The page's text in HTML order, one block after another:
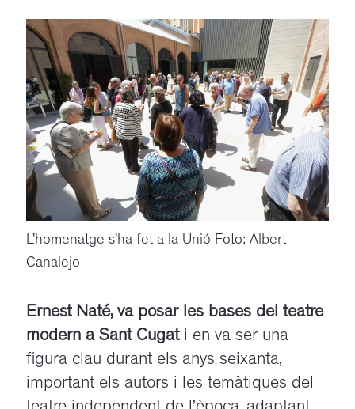
L’homenatge s’ha fet a la Unió Foto: Albert
Canalejo
Ernest Naté, va posar les bases del teatre
modern a Sant Cugati en va ser una
figura clau durant els anys seixanta,
important els autors i les temàtiques del